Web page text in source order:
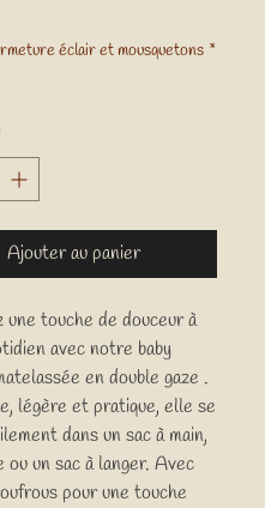
éclair et mousquetons *
Ajouter au panier
touche de douceur à
avec notre baby
en double gaze .
légère et pratique, elle se
dans un sac à main,
ou un sac à langer. Avec
pour une touche